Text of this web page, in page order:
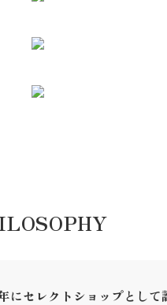
にセレクトショップとして